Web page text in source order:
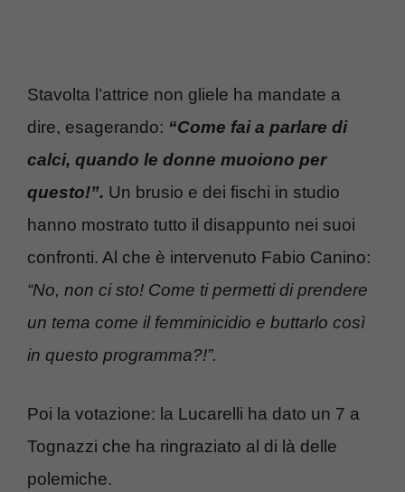
Stavolta l’attrice non gliele ha mandate a
dire, esagerando: “Come fai a parlare di
calci, quando le donne muoiono per
questo!”. Un brusio e dei fischi in studio
hanno mostrato tutto il disappunto nei suoi
confronti. Al che è intervenuto Fabio Canino:
“No, non ci sto! Come ti permetti di prendere
un tema come il femminicidio e buttarlo così
in questo programma?!”.
Poi la votazione: la Lucarelli ha dato un 7 a
Tognazzi che ha ringraziato al di là delle
polemiche.